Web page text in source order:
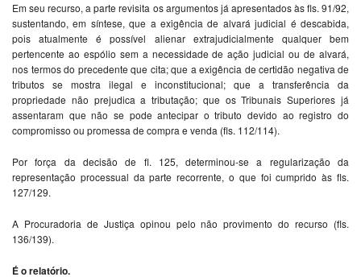
Em seu recurso, a parte revisita os argumentos já apresentados às fls. 91/92,
sustentando, em síntese, que a exigência de alvará judicial é descabida,
pois atualmente é possível alienar extrajudicialmente qualquer bem
pertencente ao espólio sem a necessidade de ação judicial ou de alvará,
nos termos do precedente que cita; que a exigência de certidão negativa de
tributos se mostra ilegal e inconstitucional; que a transferência da
propriedade não prejudica a tributação; que os Tribunais Superiores já
assentaram que não se pode antecipar o tributo devido ao registro do
compromisso ou promessa de compra e venda (fls. 112/114).
Por força da decisão de fl. 125, determinou-se a regularização da
representação processual da parte recorrente, o que foi cumprido às fls.
127/129.
A Procuradoria de Justiça opinou pelo não provimento do recurso (fls.
136/139).
É o relatório.